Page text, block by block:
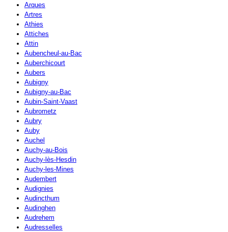
Arques
Artres
Athies
Attiches
Attin
Aubencheul-au-Bac
Auberchicourt
Aubers
Aubigny
Aubigny-au-Bac
Aubin-Saint-Vaast
Aubrometz
Aubry
Auby
Auchel
Auchy-au-Bois
Auchy-lès-Hesdin
Auchy-les-Mines
Audembert
Audignies
Audincthum
Audinghen
Audrehem
Audresselles